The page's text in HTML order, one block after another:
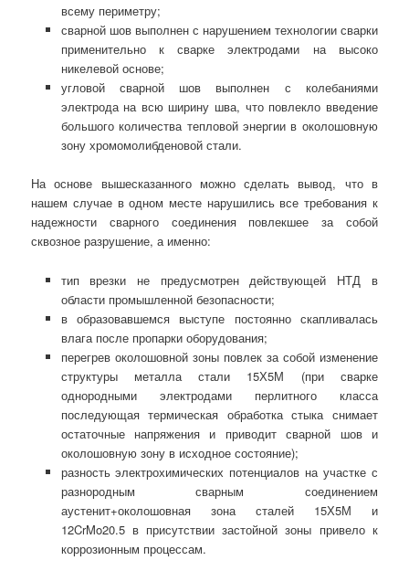
всему периметру;
сварной шов выполнен с нарушением технологии сварки
применительно к сварке электродами на высоко
никелевой основе;
угловой сварной шов выполнен с колебаниями
электрода на всю ширину шва, что повлекло введение
большого количества тепловой энергии в околошовную
зону хромомолибденовой стали.
На основе вышесказанного можно сделать вывод, что в
нашем случае в одном месте нарушились все требования к
надежности сварного соединения повлекшее за собой
сквозное разрушение, а именно:
тип врезки не предусмотрен действующей НТД в
области промышленной безопасности;
в образовавшемся выступе постоянно скапливалась
влага после пропарки оборудования;
перегрев околошовной зоны повлек за собой изменение
структуры металла стали 15Х5М (при сварке
однородными электродами перлитного класса
последующая термическая обработка стыка снимает
остаточные напряжения и приводит сварной шов и
околошовную зону в исходное состояние);
разность электрохимических потенциалов на участке с
разнородным сварным соединением
аустенит+околошовная зона сталей 15Х5М и
12CrMo20.5 в присутствии застойной зоны привело к
коррозионным процессам.